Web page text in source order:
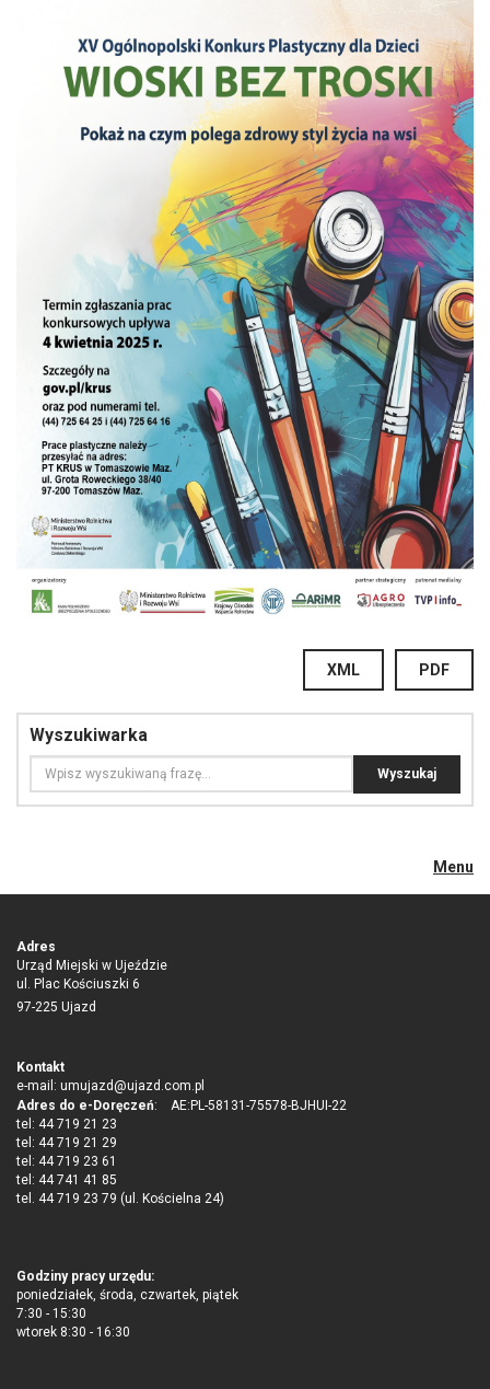
PDF
XML
Wyszukiwarka
Menu
Adres
Urząd Miejski w Ujeździe
ul. Plac Kościuszki 6
97-225 Ujazd
Kontakt
e-mail: umujazd@ujazd.com.pl
Adres do e-Doręczeń: AE:PL-58131-75578-BJHUI-22
tel: 44 719 21 23
tel: 44 719 21 29
tel: 44 719 23 61
tel: 44 741 41 85
tel. 44 719 23 79 (ul. Kościelna 24)
Godziny pracy urzędu:
poniedziałek, środa, czwartek, piątek
7:30 - 15:30
wtorek 8:30 - 16:30